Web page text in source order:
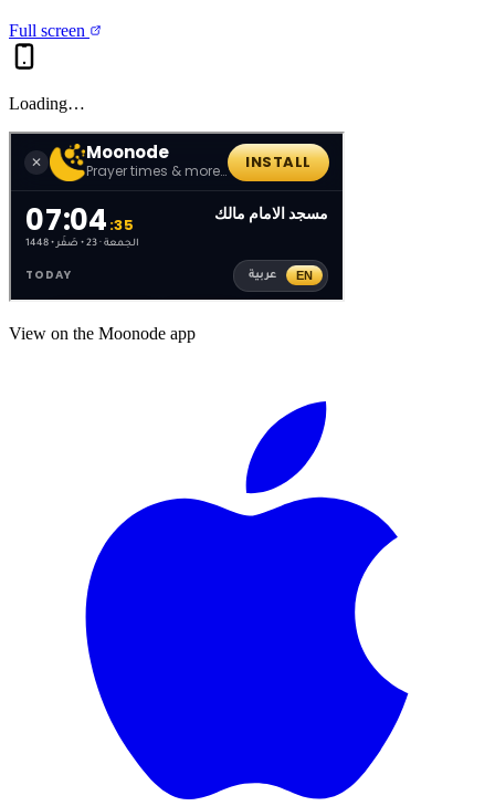
Full screen
Loading…
View on the Moonode app